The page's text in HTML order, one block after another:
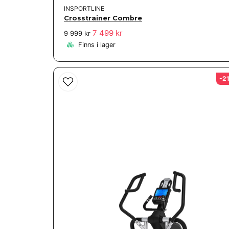
INSPORTLINE
Crosstrainer Combre
9 999 kr 7 499 kr
Finns i lager
-